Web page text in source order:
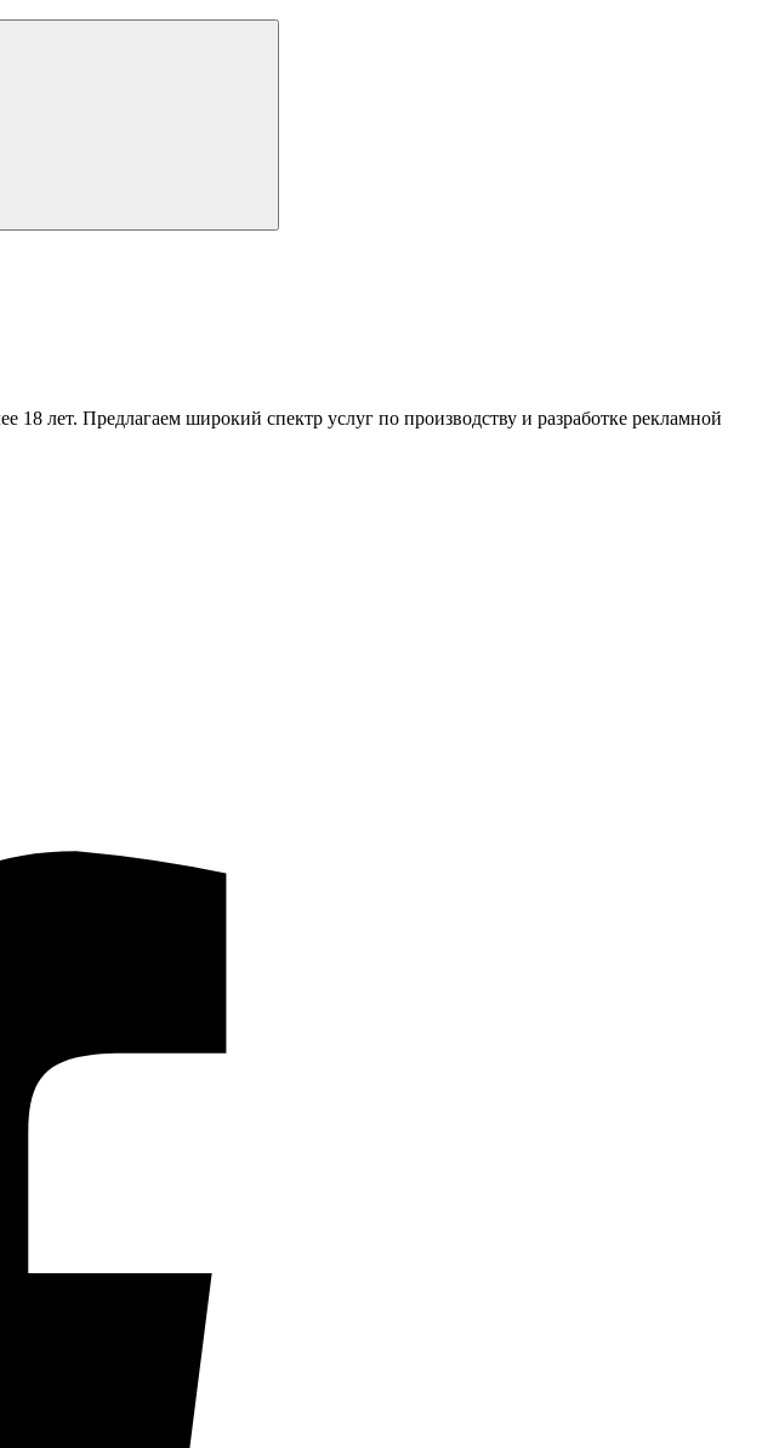
лет. Предлагаем широкий спектр услуг по производству и разработке рекламной